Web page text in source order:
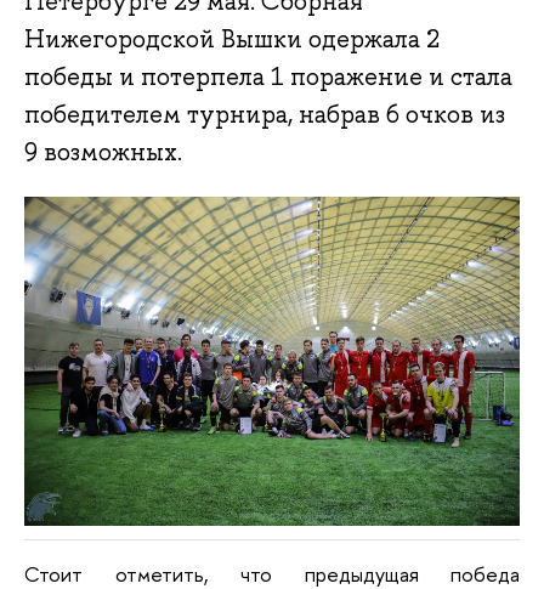
Нижегородской Вышки одержала 2
победы и потерпела 1 поражение и стала
победителем турнира, набрав 6 очков из
9 возможных.
Стоит отметить, что предыдущая победа